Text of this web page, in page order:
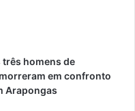
homens de
em confronto
Arapongas